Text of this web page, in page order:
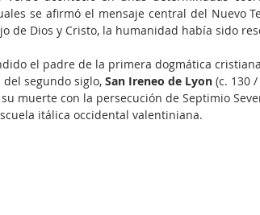
se afirmó el mensaje central del Nuevo
de Dios y Cristo, la humanidad había sido
el padre de la primera dogmática
segundo siglo, San Ireneo de Lyon (c. 130
muerte con la persecución de Septimio
itálica occidental valentiniana.